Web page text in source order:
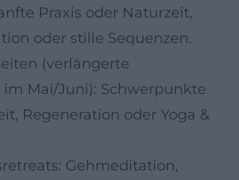
Praxis oder Naturzeit,
oder stille Sequenzen.
(verlängerte
Mai/Juni): Schwerpunkte
Regeneration oder Yoga &
Gehmeditation,